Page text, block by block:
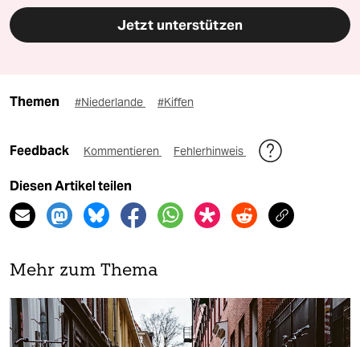
Jetzt unterstützen
Themen #Niederlande #Kiffen
Feedback Kommentieren Fehlerhinweis
Diesen Artikel teilen
Mehr zum Thema